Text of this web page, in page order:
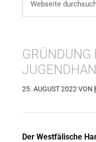
GRÜNDUNG
25. AUGUST 2022 VON
Der Westfälische